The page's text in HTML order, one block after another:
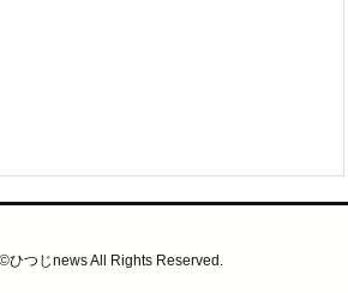
ひつじnews All Rights Reserved.